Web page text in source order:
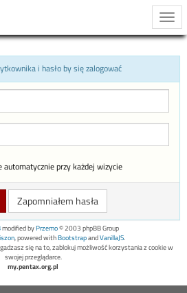
i hasło by się zalogować
automatycznie przy każdej wizycie
Zapomniałem hasła
modified byPrzemo© 2003 phpBB Group
, powered withBootstrapandVanillaJS.
się na to, zablokuj możliwość korzystania z cookie w
swojej przeglądarce.
my.pentax.org.pl